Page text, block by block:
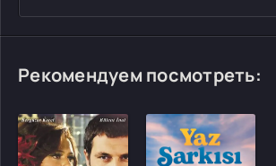
Рекомендуем посмотреть: